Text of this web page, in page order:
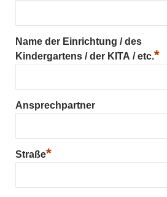
Name der Einrichtung / des
Kindergartens / der KITA / etc.*
Ansprechpartner
Straße*